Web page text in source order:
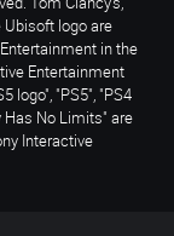
Ubisoft logo are
in the
Entertainment
logo", "PS5", "PS4
Has No Limits" are
Interactive